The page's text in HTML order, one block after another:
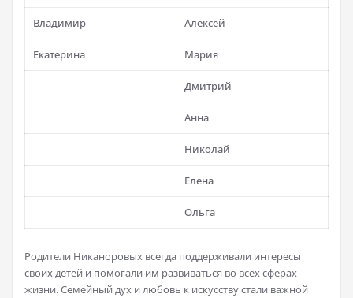
Владимир Алексей
Екатерина Мария
Дмитрий
Анна
Николай
Елена
Ольга
Родители Никаноровых всегда поддерживали интересы
своих детей и помогали им развиваться во всех сферах
жизни. Семейный дух и любовь к искусству стали важной